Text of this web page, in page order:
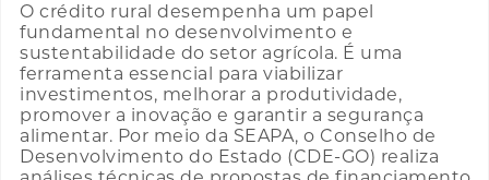
O crédito rural desempenha um papel
fundamental no desenvolvimento e
sustentabilidade do setor agrícola. É uma
ferramenta essencial para viabilizar
investimentos, melhorar a produtividade,
promover a inovação e garantir a segurança
alimentar. Por meio da SEAPA, o Conselho de
Desenvolvimento do Estado (CDE-GO) realiza